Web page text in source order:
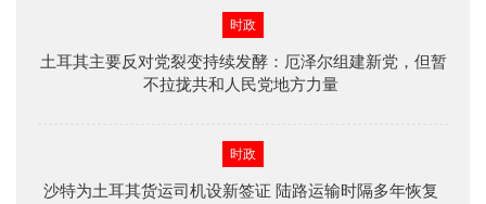
时政
土耳其主要反对党裂变持续发酵：厄泽尔组建新党，但暂
不拉拢共和人民党地方力量
时政
沙特为土耳其货运司机设新签证 陆路运输时隔多年恢复